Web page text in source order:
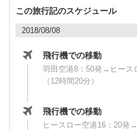
この旅行記のスケジュール
2018/08/08
飛行機での移動
羽田空港8：50発→ヒー
（12時間20分）
飛行機での移動
ヒースロー空港16：20